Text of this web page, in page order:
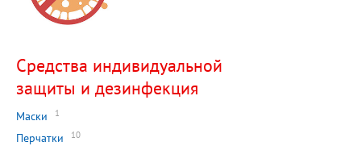
Средства индивидуальной
защиты и дезинфекция
Маски 1
Перчатки 10